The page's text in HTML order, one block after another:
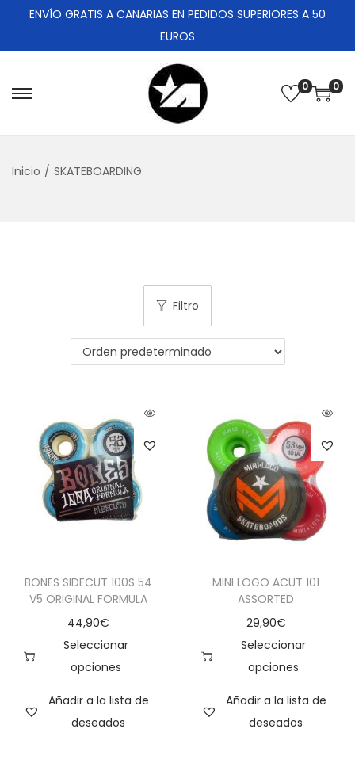
ENVÍO GRATIS A CANARIAS EN PEDIDOS SUPERIORES A 50
EUROS
0 0
Inicio / SKATEBOARDING
Filtro
BONES SIDECUT 100S 54
V5 ORIGINAL FORMULA
44,90€
Seleccionar
opciones
Añadir a la lista de
deseados
MINI LOGO ACUT 101
ASSORTED
29,90€
Seleccionar
opciones
Añadir a la lista de
deseados